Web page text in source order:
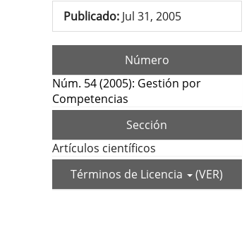
Publicado: Jul 31, 2005
Número
Núm. 54 (2005): Gestión por
Competencias
Sección
Artículos científicos
Términos de Licencia
(VER)